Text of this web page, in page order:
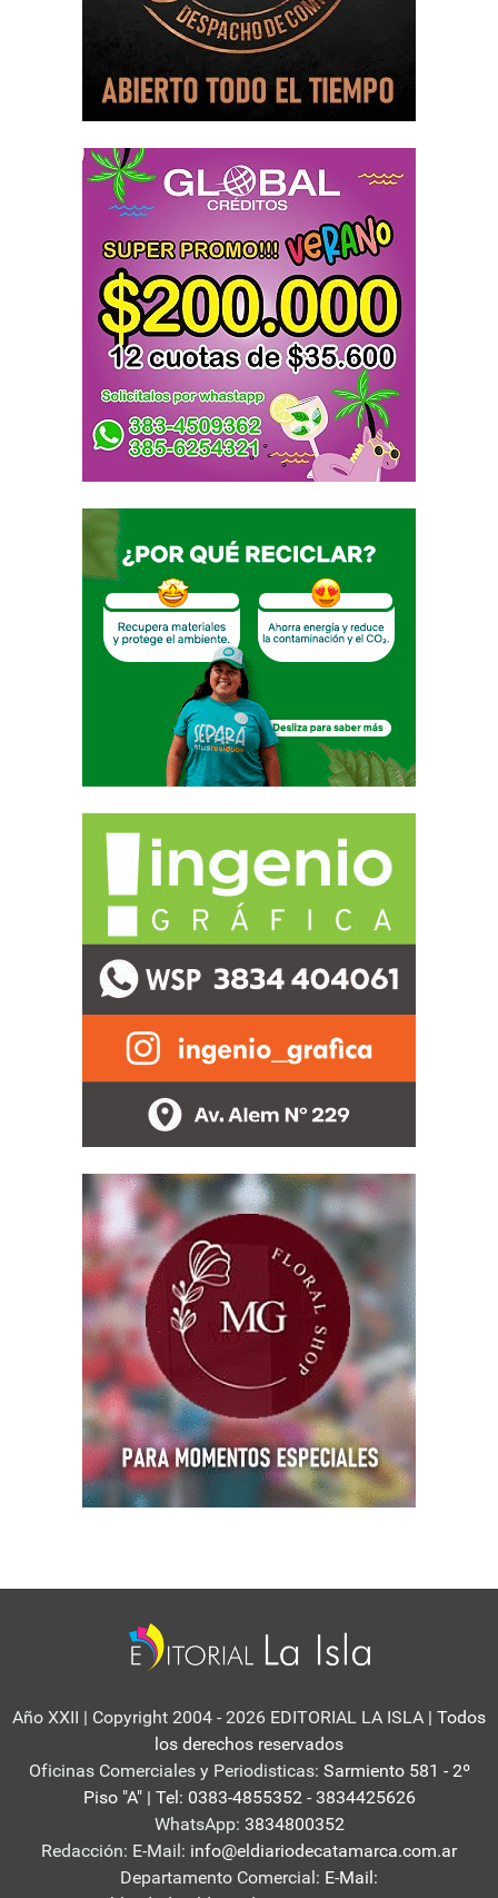
Año XXII | Copyright 2004 - 2026 EDITORIAL LA ISLA | Todos
los derechos reservados
Oficinas Comerciales y Periodisticas: Sarmiento 581 - 2º
Piso "A" | Tel: 0383-4855352 - 3834425626
WhatsApp: 3834800352
Redacción: E-Mail: info@eldiariodecatamarca.com.ar
Departamento Comercial: E-Mail: